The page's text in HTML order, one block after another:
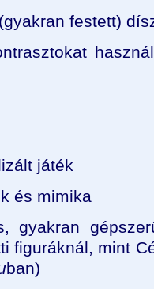
festett)
játék
és mimika
gyakran
figuráknál, mint
ban)